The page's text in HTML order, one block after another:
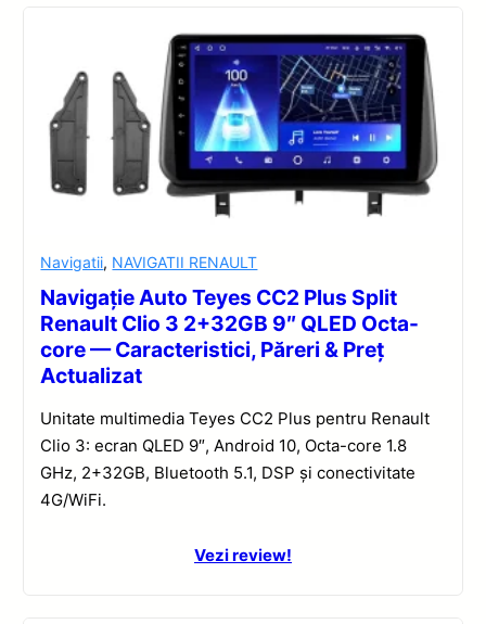
Navigatii, NAVIGATII RENAULT
Navigație Auto Teyes CC2 Plus Split
Renault Clio 3 2+32GB 9″ QLED Octa-
core — Caracteristici, Păreri & Preț
Actualizat
Unitate multimedia Teyes CC2 Plus pentru Renault
Clio 3: ecran QLED 9″, Android 10, Octa-core 1.8
GHz, 2+32GB, Bluetooth 5.1, DSP și conectivitate
4G/WiFi.
Vezi review!